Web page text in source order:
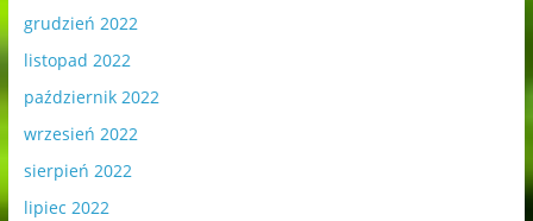
grudzień 2022
listopad 2022
październik 2022
wrzesień 2022
sierpień 2022
lipiec 2022